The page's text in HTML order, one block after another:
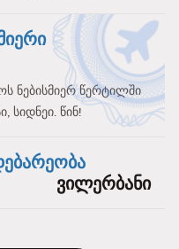
ნებისმიერ წერტილში
სიდნეი. წინ!
ვილერბანი